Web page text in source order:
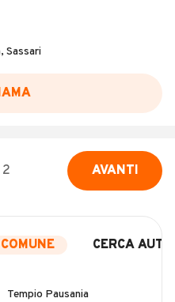
Sassari
2 AVANTI
CERCA AUTO
Tempio Pausania